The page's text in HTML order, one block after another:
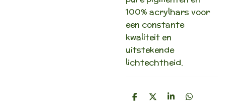
100% acrylhars voor
een constante
kwaliteit en
uitstekende
lichtechtheid.
D
D
S
D